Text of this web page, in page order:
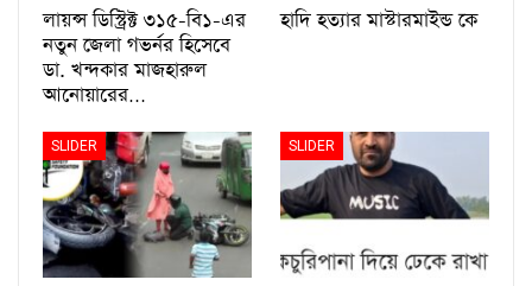
লায়ন্স ডিস্ট্রিক্ট ৩১৫-বি১-এর
নতুন জেলা গভর্নর হিসেবে
ডা. খন্দকার মাজহারুল
আনোয়ারের…
হাদি হত্যার মাস্টারমাইন্ড কে
SLIDER SLIDER